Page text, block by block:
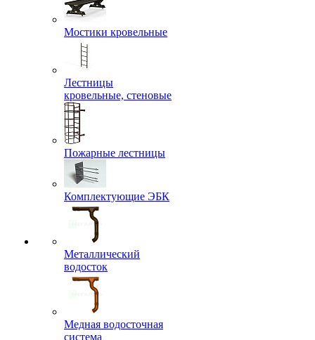
Мостики кровельные
Лестницы
кровельные, стеновые
Пожарные лестницы
Комплектующие ЭБК
Металлический
водосток
Медная водосточная
система